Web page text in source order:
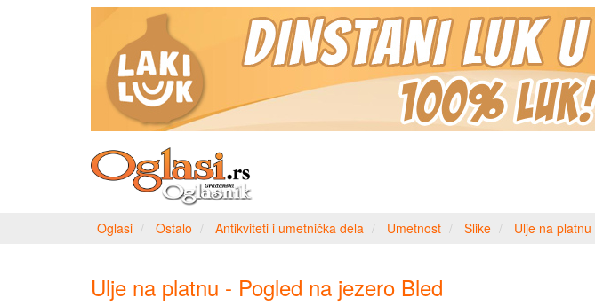
Oglasi Ostalo Antikviteti i umetnička dela Umetnost Slike Ulje na
Ulje na platnu - Pogled na jezero Bled